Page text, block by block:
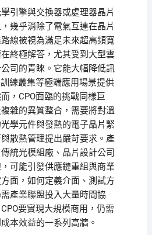
引擎與交換器或處理器晶片
幾乎消除了電氣互連在晶片
線被視為滿足未來超高頻寬
終極解答，尤其受到大型雲
司的青睞。它能大幅降低訊
練叢集等極端應用場景提供
，CPO面臨的挑戰同樣巨
雜的異質整合，需要將對溫
學元件與發熱的電子晶片緊
散熱管理提出嚴苛要求。產
統光模組廠、晶片設計公司
可能引發供應鏈重組與商業
面，如何定義介面、測試方
產業聯盟投入大量時間協
要實現大規模商用，仍需
本效益的一系列高牆。